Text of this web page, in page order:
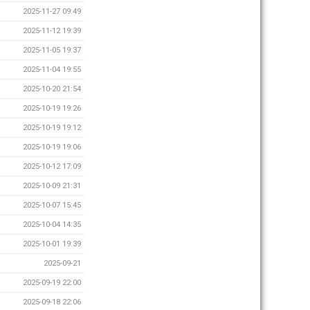
2025-11-27 09:49
2025-11-12 19:39
2025-11-05 19:37
2025-11-04 19:55
2025-10-20 21:54
2025-10-19 19:26
2025-10-19 19:12
2025-10-19 19:06
2025-10-12 17:09
2025-10-09 21:31
2025-10-07 15:45
2025-10-04 14:35
2025-10-01 19:39
2025-09-21
2025-09-19 22:00
2025-09-18 22:06